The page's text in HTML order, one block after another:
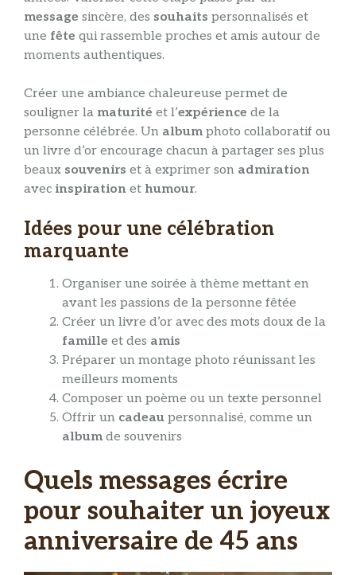
message sincère, des souhaits personnalisés et
une fête qui rassemble proches et amis autour de
moments authentiques.
Créer une ambiance chaleureuse permet de
souligner la maturité et l’expérience de la
personne célébrée. Un albumphoto collaboratif ou
un livre d’or encourage chacun à partager ses plus
beaux souvenirs et à exprimer son admiration
avec inspiration et humour.
Idées pour une célébration
marquante
Organiser une soirée à thème mettant en
avant les passions de la personne fêtée
Créer un livre d’or avec des mots doux de la
famille et des amis
Préparer un montage photo réunissant les
meilleurs moments
Composer un poème ou un texte personnel
Offrir un cadeau personnalisé, comme un
albumde souvenirs
Quels messages écrire
pour souhaiter un joyeux
anniversaire de 45 ans